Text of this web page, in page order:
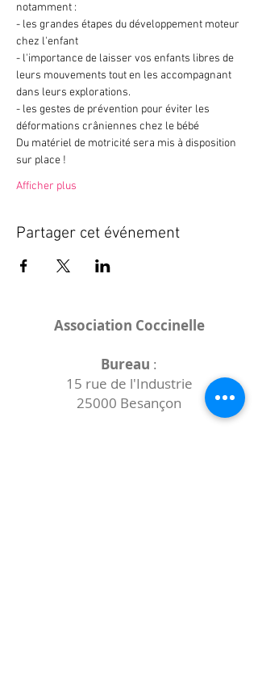
notamment :
- les grandes étapes du développement moteur
chez l'enfant
- l'importance de laisser vos enfants libres de
leurs mouvements tout en les accompagnant
dans leurs explorations.
- les gestes de prévention pour éviter les
déformations crâniennes chez le bébé
Du matériel de motricité sera mis à disposition
sur place !
Afficher plus
Partager cet événement
Association Coccinelle
Bureau :
15 rue de l'Industrie
25000 Besançon